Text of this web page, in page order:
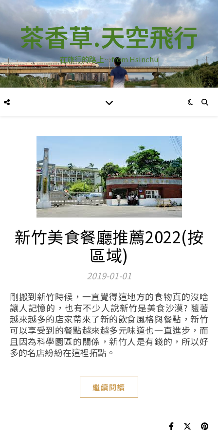
茶香草.天空飛行
在旅行的路上…from Hsinchu
新竹美食餐廳推薦2022(按
區域)
2019-01-01
剛搬到新竹時候，一直覺得這地方的食物真的沒啥
讓人記憶的，也有不少人說新竹是美食沙漠? 隨著
越來越多的店家帶來了新的飲食風格與餐點，新竹
可以享受到的餐點越來越多元味道也一直進步，而
且因為科學園區的關係，新竹人是有錢的，所以好
多的名店紛紛在這裡拓點。
繼續閱讀